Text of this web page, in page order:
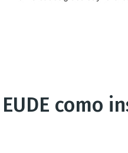
EUDE como